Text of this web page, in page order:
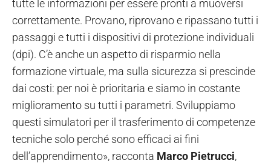
tutte le informazioni per essere pronti a muoversi
correttamente. Provano, riprovano e ripassano tutti i
passaggi e tutti i dispositivi di protezione individuali
(dpi). C’è anche un aspetto di risparmio nella
formazione virtuale, ma sulla sicurezza si prescinde
dai costi: per noi è prioritaria e siamo in costante
miglioramento su tutti i parametri. Sviluppiamo
questi simulatori per il trasferimento di competenze
tecniche solo perché sono efficaci ai fini
dell’apprendimento», racconta Marco Pietrucci,